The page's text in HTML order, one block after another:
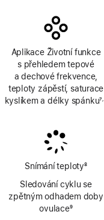
Aplikace Životní funkce
s přehledem tepové
a dechové frekvence,
teploty zápěstí, saturace
kyslíkem a délky spánku7,
Snímání teploty
Poznámka
8
Sledování cyklu se
zpětným odhadem doby
ovulace9